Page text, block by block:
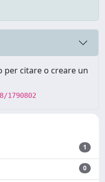
per citare o creare un
1
0